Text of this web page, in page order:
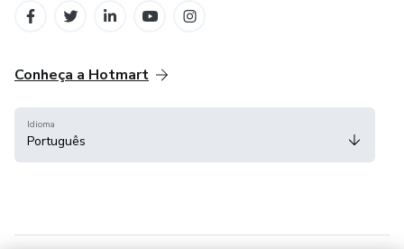
Conheça a Hotmart
Idioma
Português